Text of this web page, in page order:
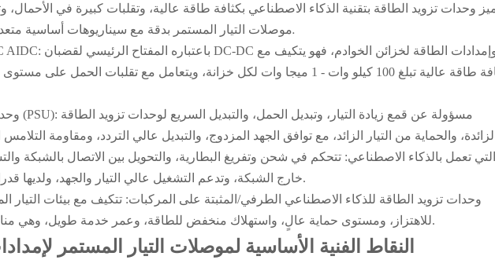
وحدات تزويد الطاقة بتقنية الذكاء الاصطناعي بكثافة طاقة عالية، وتقلبات كبيرة في
موصلات التيار المستمربدقة مع سيناريوهات أساسية متعددة، وتضطلع بوظائف تحكم وحماية رئيسية.
كثافة طاقة عالية تبلغ 100 كيلو وات - 1 ميجا وات لكل خزانة، ويتعامل مع تقلبات
خارج الشبكة، وتدعم التشغيل عالي التيار والجهد، ولديها قدرات الشحن المسبق وكسر الأعطال السريع.
للاهتزاز، ومستوى حماية عالٍ، واستهلاك منخفض للطاقة، وعمر خدمة طويل، وهي مناسبة للتشغيل في ظل ظروف عمل معقدة.
النقاط الفنية الأساسية لموصلات التيار المستمر